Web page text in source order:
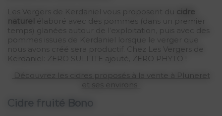
Les Vergers de Kerdaniel vous proposent du cidre
naturel élaboré avec des pommes (dans un premier
temps) glanées autour de l’exploitation, puis avec des
pommes issues de Kerdaniel lorsque le verger que
nous avons créé sera productif. Chez Les Vergers de
Kerdaniel: ZERO SULFITE ajouté, ZERO PHYTO !
Découvrez les cidres proposés à la vente à Pluneret
et ses environs :
Cidre fruité Bono